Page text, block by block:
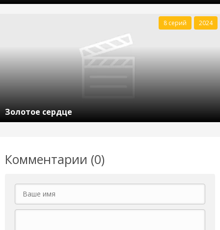
Золотое сердце
8 серий 2024
Комментарии (0)